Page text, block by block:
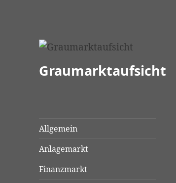
Graumarktaufsicht
Allgemein
Anlagemarkt
Finanzmarkt